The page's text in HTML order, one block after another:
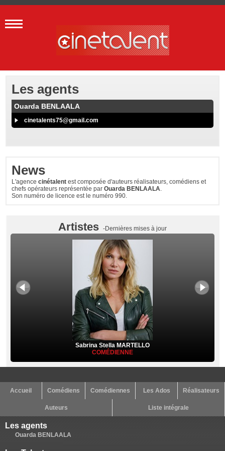
News
L'agencecinétalent est composée d'auteurs réalisateurs, comédiens et
chefs opérateurs représentée parOuarda BENLAALA.
Son numéro de licence est le numéro 990.
Les agents
Ouarda BENLAALA
cinetalents75@gmail.com
Artistes -Dernières mises à jour
Sabrina Stella MARTELLO
COMÉDIENNE
Accueil Comédiens Comédiennes Les Ados Réalisateurs
Auteurs Liste intégrale
Les agents
Ouarda BENLAALA